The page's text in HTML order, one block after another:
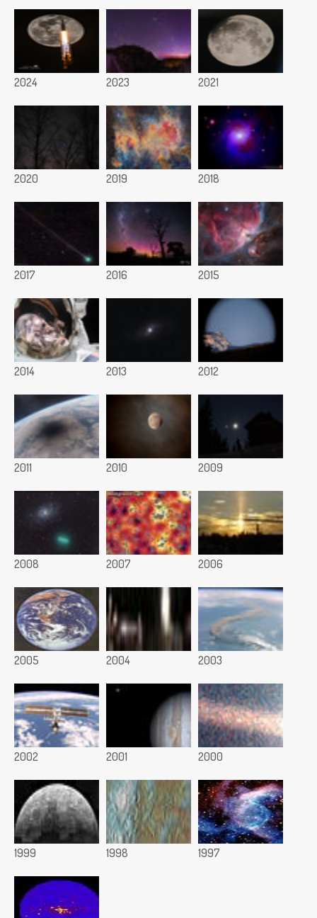
2024 2023 2021
2020 2019 2018
2017 2016 2015
2014 2013 2012
2011 2010 2009
2008 2007 2006
2005 2004 2003
2002 2001 2000
1999 1998 1997